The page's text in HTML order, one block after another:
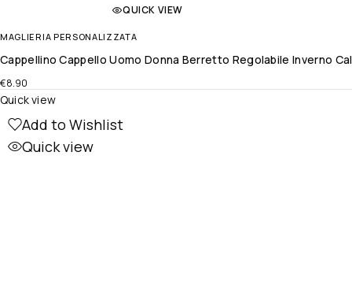
QUICK VIEW
MAGLIERIA PERSONALIZZATA
Cappellino Cappello Uomo Donna Berretto Regolabile Inverno
€8.90
Add to Wishlist
Quick view
Quick view